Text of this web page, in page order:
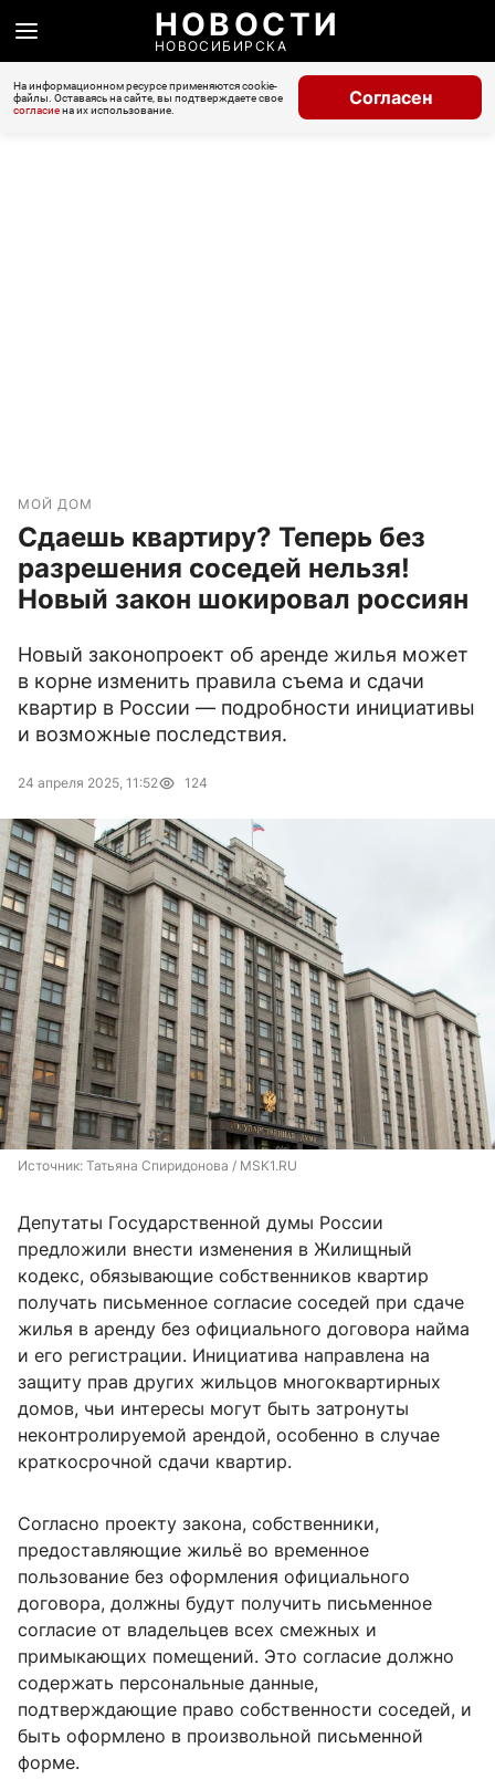
НОВОСТИ
НОВОСИБИРСКА
На информационном ресурсе применяются cookie-
файлы. Оставаясь на сайте, вы подтверждаете свое
согласиена их использование.
Согласен
МОЙ ДОМ
Сдаешь квартиру? Теперь без
разрешения соседей нельзя!
Новый закон шокировал россиян
Новый законопроект об аренде жилья может
в корне изменить правила съема и сдачи
квартир в России — подробности инициативы
и возможные последствия.
24 апреля 2025, 11:52 124
Источник: Татьяна Спиридонова / MSK1.RU
​Депутаты Государственной думы России
предложили внести изменения в Жилищный
кодекс, обязывающие собственников квартир
получать письменное согласие соседей при сдаче
жилья в аренду без официального договора найма
и его регистрации. Инициатива направлена на
защиту прав других жильцов многоквартирных
домов, чьи интересы могут быть затронуты
неконтролируемой арендой, особенно в случае
краткосрочной сдачи квартир.​
Согласно проекту закона, собственники,
предоставляющие жильё во временное
пользование без оформления официального
договора, должны будут получить письменное
согласие от владельцев всех смежных и
примыкающих помещений. Это согласие должно
содержать персональные данные,
подтверждающие право собственности соседей, и
быть оформлено в произвольной письменной
форме.​